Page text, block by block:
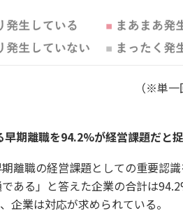
（※単一
期離職を94.2%が経営課題だと
離職の経営課題としての重要認
ある」と答えた企業の合計は
企業は対応が求められている。